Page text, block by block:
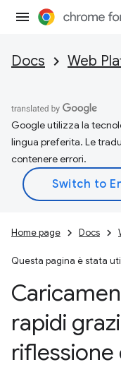
Docs Web
Google utilizza la
lingua preferita. Le
contenere errori.
Home page Docs
Questa pagina è stata
rapidi
riflessione